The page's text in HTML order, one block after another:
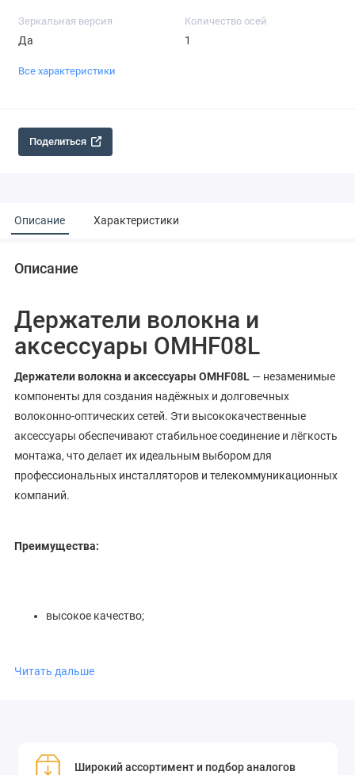
Зеркальная версия
Да
Количество осей
1
Все характеристики
Поделиться
Описание Характеристики
Описание
Держатели волокна и
аксессуары OMHF08L
Держатели волокна и аксессуары OMHF08L — незаменимые
компоненты для создания надёжных и долговечных
волоконно-оптических сетей. Эти высококачественные
аксессуары обеспечивают стабильное соединение и лёгкость
монтажа, что делает их идеальным выбором для
профессиональных инсталляторов и телекоммуникационных
компаний.
Преимущества:
высокое качество;
Не упустите возможность приобрести держатели волокна и
Читать дальше
Широкий ассортимент и подбор аналогов